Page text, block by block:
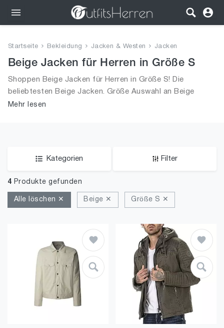
Bekleidung
Wäsche
Schuhe
Startseite Bekleidung Jacken & Westen Jacken
Beige Jacken für Herren in Größe S
Shoppen Beige Jacken für Herren in Größe S! Die
beliebtesten Beige Jacken. Größe Auswahl an Beige
Jacken in Größe S und alle Trends aus 2026 für Männer!
Mehr lesen
Kategorien Filter
4 Produkte gefunden
Alle löschen ✕ Beige ✕ Größe S ✕